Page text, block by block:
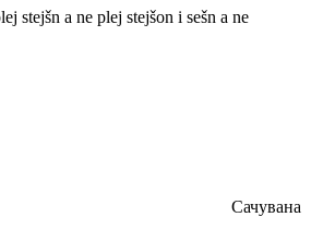
stejšn a ne plej stejšon i sešn a ne
Сачувана